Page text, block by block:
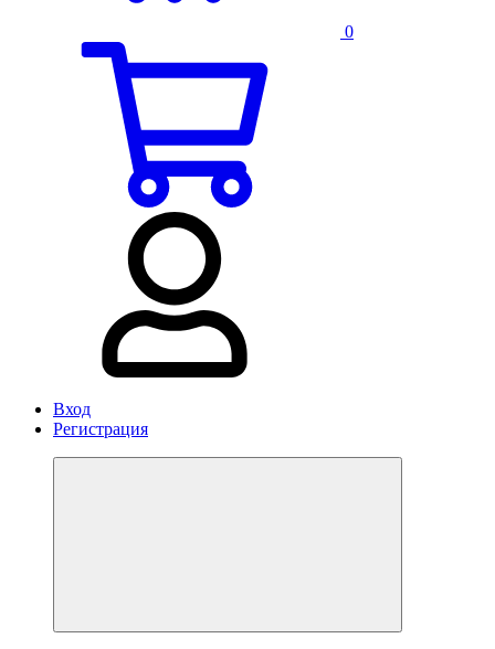
0
Вход
Регистрация